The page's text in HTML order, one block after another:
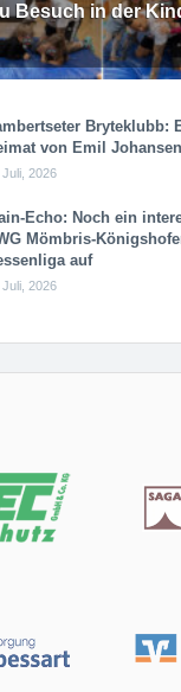
Besuch in der
Bryteklubb:
von Emil Johansen
Juli, 2026
Echo: Noch ein
Möm­b­ris-
auf
Juli, 2026